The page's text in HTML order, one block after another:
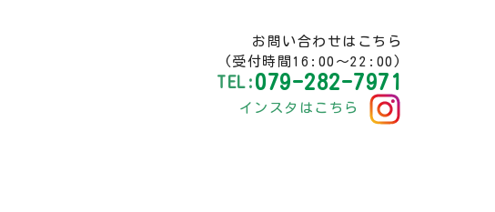
お問い合わせはこちら
(受付時間16:00～22:00)
TEL: 079-282-7971
インスタはこちら